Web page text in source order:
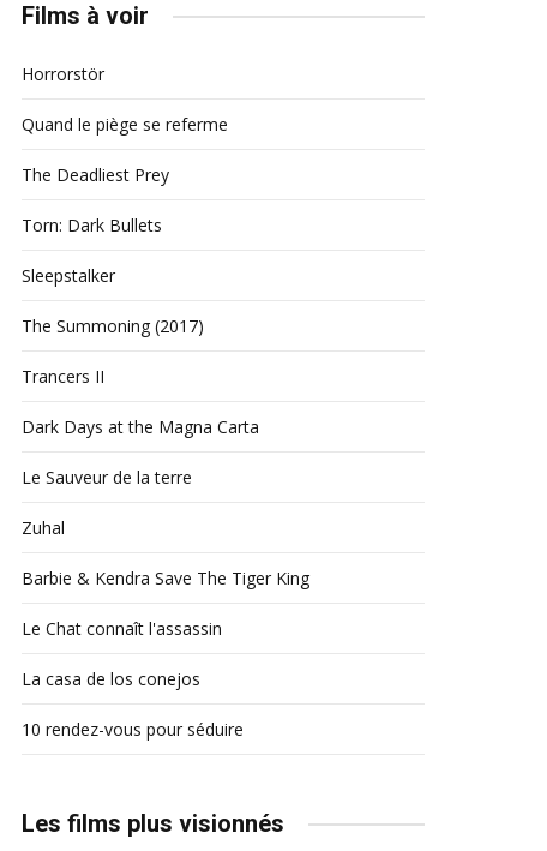
Films à voir
Horrorstör
Quand le piège se referme
The Deadliest Prey
Torn: Dark Bullets
Sleepstalker
The Summoning (2017)
Trancers II
Dark Days at the Magna Carta
Le Sauveur de la terre
Zuhal
Barbie & Kendra Save The Tiger King
Le Chat connaît l'assassin
La casa de los conejos
10 rendez-vous pour séduire
Les films plus visionnés